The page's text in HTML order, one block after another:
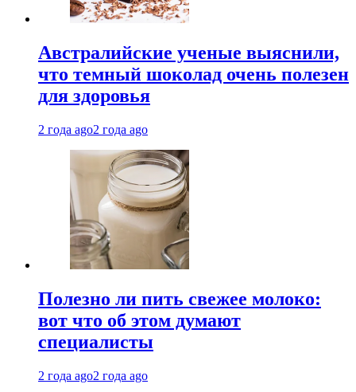
Австралийские ученые выяснили,
что темный шоколад очень полезен
для здоровья
2 года ago2 года ago
Полезно ли пить свежее молоко:
вот что об этом думают
специалисты
2 года ago2 года ago